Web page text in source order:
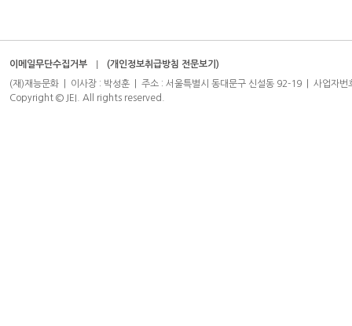
이메일무단수집거부 (개인정보취급방침 전문보기)
(재)재능문화 | 이사장 : 박성훈 | 주소 : 서울특별시 동대문구 신설동 92-19 | 사
Copyright © JEI. All rights reserved.